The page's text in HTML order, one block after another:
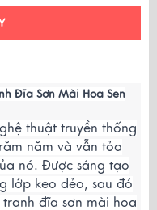
Đĩa Sơn Mài Hoa Sen
thuật truyền thống
năm và vẫn tỏa
nó. Được sáng tạo
lớp keo dẻo, sau đó
đĩa sơn mài hoa